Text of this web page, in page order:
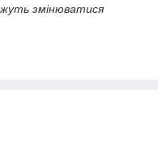
змінюватися